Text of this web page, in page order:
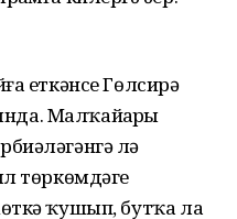
еткәнсе Гөлсирә
Малҡайҙарҙы
лә
төркөмдәге
ҡушып, бутҡа ла